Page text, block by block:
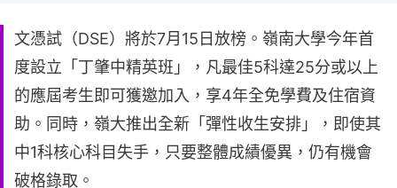
文憑試（DSE）將於7月15日放榜。嶺南大學今年首
度設立「丁肇中精英班」，凡最佳5科達25分或以上
的應屆考生即可獲邀加入，享4年全免學費及住宿資
助。同時，嶺大推出全新「彈性收生安排」，即使其
中1科核心科目失手，只要整體成績優異，仍有機會
破格錄取。